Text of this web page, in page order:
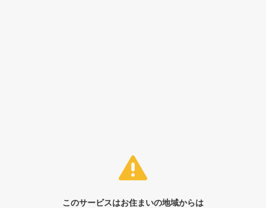
このサービスはお住まいの地域からは